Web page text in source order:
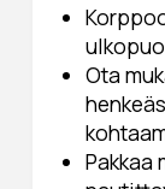
Ota
Pakkaa